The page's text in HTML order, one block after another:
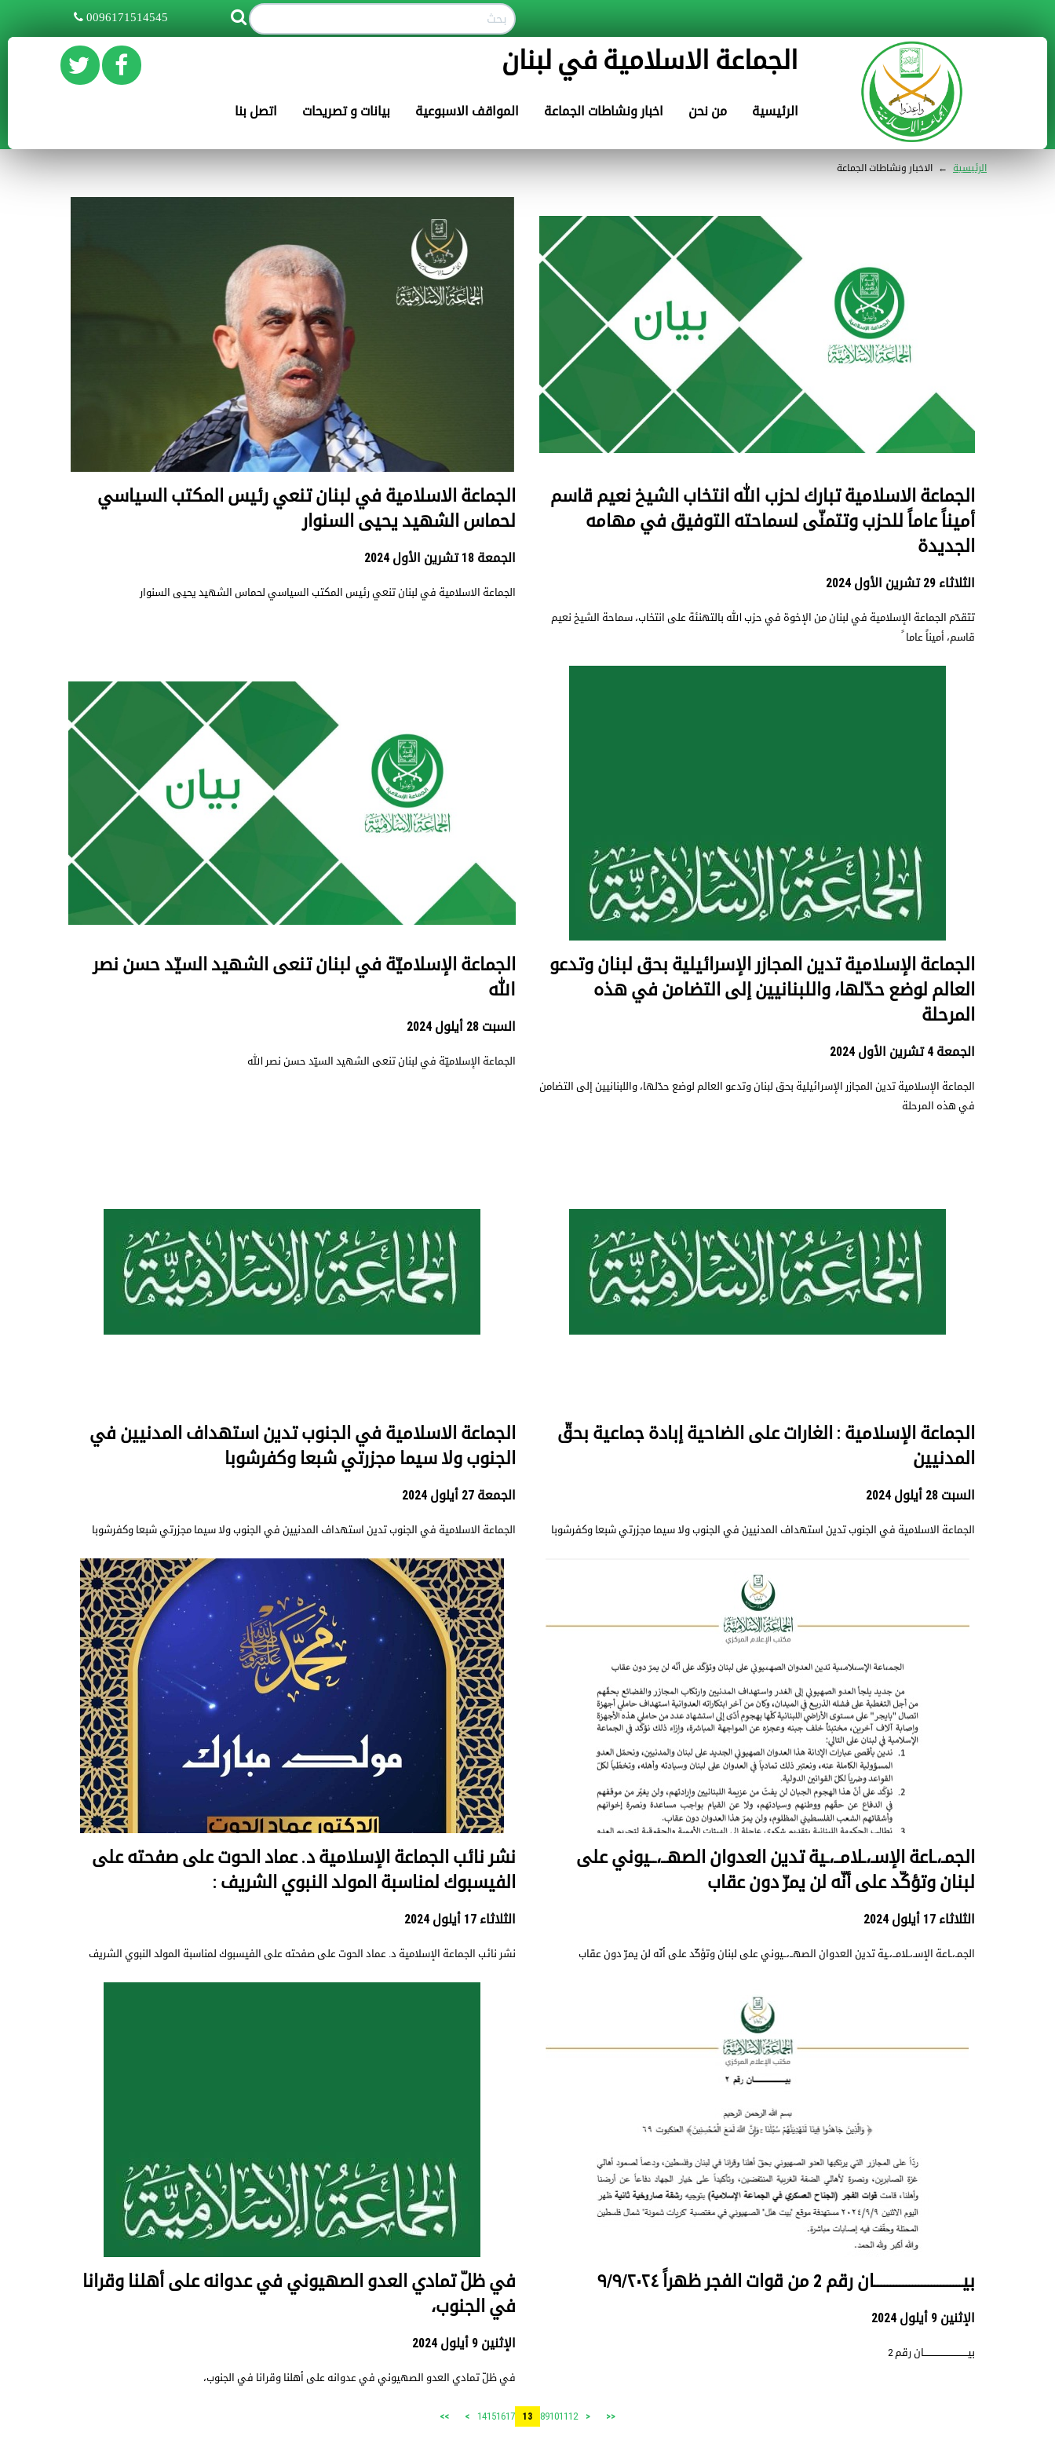
0096171514545
الجماعة الاسلامية في لبنان
اتصل بنا بيانات و تصريحات المواقف الاسبوعية اخبار ونشاطات الجماعة من نحن الرئيسية
الرئيسية ← الاخبار ونشاطات الجماعة
الجماعة الاسلامية تبارك لحزب الله انتخاب الشيخ نعيم قاسم
أميناً عاماً للحزب وتتمنّى لسماحته التوفيق في مهامه
الجديدة
الثلاثاء 29 تشرين الأول 2024
تتقدّم الجماعة الإسلامية في لبنان من الإخوة في حزب الله بالتهنئة على انتخاب، سماحة الشيخ نعيم
قاسم، أميناً عاما ً
الجماعة الاسلامية في لبنان تنعي رئيس المكتب السياسي
لحماس الشهيد يحيى السنوار
الجمعة 18 تشرين الأول 2024
الجماعة الاسلامية في لبنان تنعي رئيس المكتب السياسي لحماس الشهيد يحيى السنوار
الجماعة الإسلامية تدين المجازر الإسرائيلية بحق لبنان وتدعو
العالم لوضع حدّلها، واللبنانيين إلى التضامن في هذه
المرحلة
الجمعة 4 تشرين الأول 2024
الجماعة الإسلامية تدين المجازر الإسرائيلية بحق لبنان وتدعو العالم لوضع حدّلها، واللبنانيين إلى التضامن
في هذه المرحلة
الجماعة الإسلاميّة في لبنان تنعى الشهيد السيّد حسن نصر
الله
السبت 28 أيلول 2024
الجماعة الإسلاميّة في لبنان تنعى الشهيد السيّد حسن نصر الله
الجماعة الإسلامية : الغارات على الضاحية إبادة جماعية بحقّ
المدنيين
السبت 28 أيلول 2024
الجماعة الاسلامية في الجنوب تدين استهداف المدنيين في الجنوب ولا سيما مجزرتي شبعا وكفرشوبا
الجماعة الاسلامية في الجنوب تدين استهداف المدنيين في
الجنوب ولا سيما مجزرتي شبعا وكفرشوبا
الجمعة 27 أيلول 2024
الجماعة الاسلامية في الجنوب تدين استهداف المدنيين في الجنوب ولا سيما مجزرتي شبعا وكفرشوبا
الجمـ،ـاعة الإسـ،ـلامــ،ـية تدين العدوان الصهــ،ــيوني على
لبنان وتؤكّد على أنّه لن يمرّ دون عقاب
الثلاثاء 17 أيلول 2024
الجمـ،ـاعة الإسـ،ـلامــ،ـية تدين العدوان الصهــ،ــيوني على لبنان وتؤكّد على أنّه لن يمرّ دون عقاب
نشر نائب الجماعة الإسلامية د. عماد الحوت على صفحته على
الفيسبوك لمناسبة المولد النبوي الشريف :
الثلاثاء 17 أيلول 2024
نشر نائب الجماعة الإسلامية د. عماد الحوت على صفحته على الفيسبوك لمناسبة المولد النبوي الشريف
بيــــــــــــــــــــــــــــان رقم 2 من قوات الفجر ظهراً ٩/٩/٢٠٢٤
الإثنين 9 أيلول 2024
بيــــــــــــــــــــــــــــان رقم 2
في ظلّ تمادي العدو الصهيوني في عدوانه على أهلنا وقرانا
في الجنوب،
الإثنين 9 أيلول 2024
في ظلّ تمادي العدو الصهيوني في عدوانه على أهلنا وقرانا في الجنوب،
<<
<
89101112
13
14151617
>
>>